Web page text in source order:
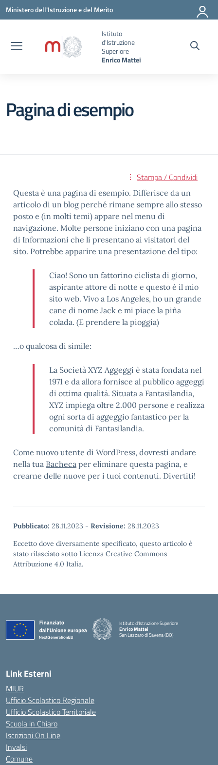
Vai ai contenuti
Vai al menu di navigazione
Vai al footer
Ministero dell'Istruzione e del Merito
Istituto
d'Istruzione
Superiore
Enrico Mattei
Pagina di esempio
Stampa / Condividi
Questa è una pagina di esempio. Differisce da un
articolo di un blog perché rimane sempre allo stesso
posto e (in molti temi) appare nel menu di
navigazione. Molte persone iniziano con una pagina
di Informazioni che li presentano ai visitatori del
sito. Potrebbe apparire una presentazione del tipo:
Ciao! Sono un fattorino ciclista di giorno,
aspirante attore di notte e questo è il mio
sito web. Vivo a Los Angeles, ho un grande
cane di nome Jack e mi piace la piña
colada. (E prendere la pioggia)
…o qualcosa di simile:
La Società XYZ Aggeggi è stata fondata nel
1971 e da allora fornisce al pubblico aggeggi
di ottima qualità. Situata a Fantasilandia,
XYZ impiega oltre 2.000 persone e realizza
ogni sorta di aggeggio fantastico per la
comunità di Fantasilandia.
Come nuovo utente di WordPress, dovresti andare
nella tua Bacheca per eliminare questa pagina, e
crearne delle nuove per i tuoi contenuti. Divertiti!
Pubblicato: 28.11.2023 - Revisione: 28.11.2023
Eccetto dove diversamente specificato, questo articolo è
stato rilasciato sotto Licenza Creative Commons
Attribuzione 4.0 Italia.
Istituto d'Istruzione Superiore
Enrico Mattei
San Lazzaro di Savena (BO)
Link Esterni
MIUR
Ufficio Scolastico Regionale
Ufficio Scolastico Territoriale
Scuola in Chiaro
Iscrizioni On Line
Invalsi
Comune